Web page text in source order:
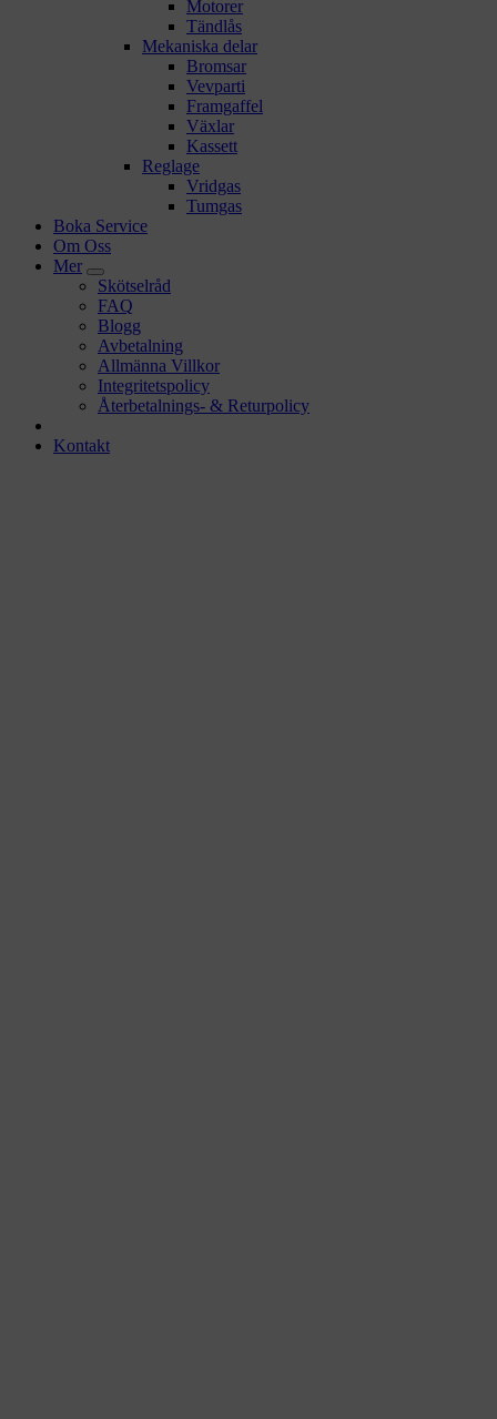
Motorer
Tändlås
Mekaniska delar
Bromsar
Vevparti
Framgaffel
Växlar
Kassett
Reglage
Vridgas
Tumgas
Boka Service
Om Oss
Mer
Skötselråd
FAQ
Blogg
Avbetalning
Allmänna Villkor
Integritetspolicy
Återbetalnings- & Returpolicy
Kontakt